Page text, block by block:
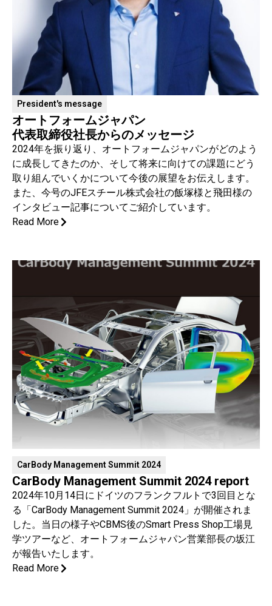
President's message
オートフォームジャパン
代表取締役社長からのメッセージ
2024年を振り返り、オートフォームジャパンがどのよう
に成長してきたのか、そして将来に向けての課題にどう
取り組んでいくかについて今後の展望をお伝えします。
また、今号のJFEスチール株式会社の飯塚様と飛田様の
インタビュー記事についてご紹介しています。
Read More
CarBody Management Summit 2024
CarBody Management Summit 2024 report
2024年10月14日にドイツのフランクフルトで3回目とな
る「CarBody Management Summit 2024」が開催されま
した。当日の様子やCBMS後のSmart Press Shop工場見
学ツアーなど、オートフォームジャパン営業部長の坂江
が報告いたします。
Read More